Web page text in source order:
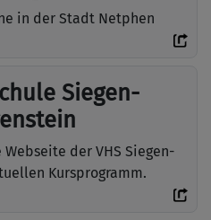
in der Stadt Netphen
Siegen-
der VHS Siegen-
Kursprogramm.